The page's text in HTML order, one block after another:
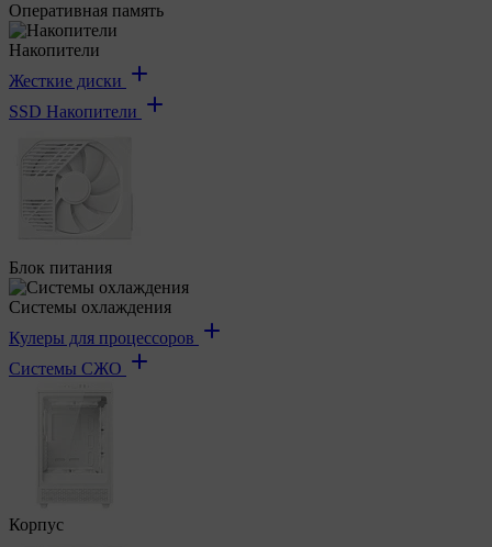
Оперативная память
Накопители
Жесткие диски
SSD Накопители
Блок питания
Системы охлаждения
Кулеры для процессоров
Системы СЖО
Корпус